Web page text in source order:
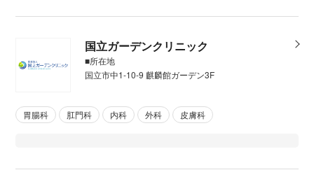
国立ガーデンクリニック
■所在地
国立市中1-10-9 麒麟館ガーデン3F
胃腸科 肛門科 内科 外科 皮膚科